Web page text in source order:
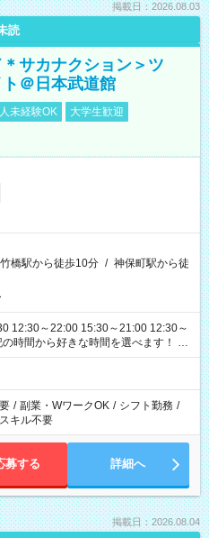
掲載日：2026.08.03
読
サカナクション＞ツ
＠日本武道館
未経験OK
大学生歓迎
竹橋駅から徒歩10分 / 神保町駅から徒
12:30～22:00 15:30～21:00 12:30～
あります
/ 副業・WワークOK / シフト勤務 /
キル不要
募する 詳細へ
掲載日：2026.08.04